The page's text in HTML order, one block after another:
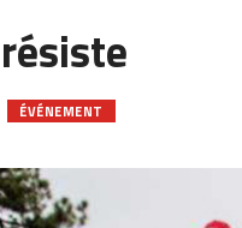
ÉVÉNEMENT